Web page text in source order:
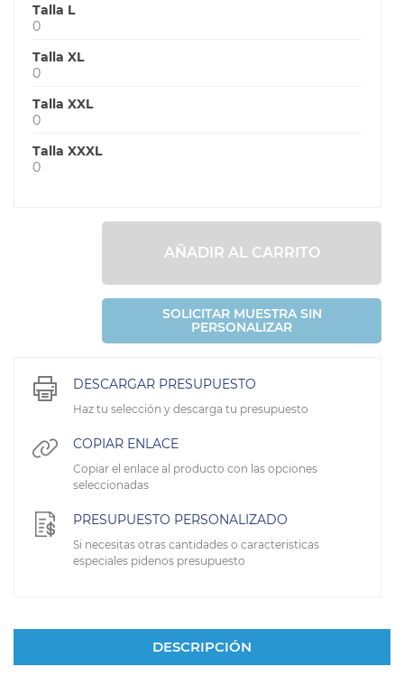
Talla L
0
Talla XL
0
Talla XXL
0
Talla XXXL
0
AÑADIR AL CARRITO
SOLICITAR MUESTRA SIN
PERSONALIZAR
DESCARGAR PRESUPUESTO
Haz tu selección y descarga tu presupuesto
COPIAR ENLACE
Copiar el enlace al producto con las opciones
seleccionadas
PRESUPUESTO PERSONALIZADO
Si necesitas otras cantidades o caracteristicas
especiales pidenos presupuesto
DESCRIPCIÓN